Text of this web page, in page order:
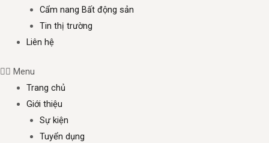
Cẩm nang Bất động sản
Tin thị trường
Liên hệ
Menu
Trang chủ
Giới thiệu
Sự kiện
Tuyển dụng